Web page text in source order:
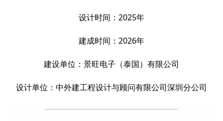
设计时间： 2025年
建成时间： 2026年
建设单位：景旺电子（泰国）有限公司
设计单位：中外建工程设计与顾问有限公司深圳分公司